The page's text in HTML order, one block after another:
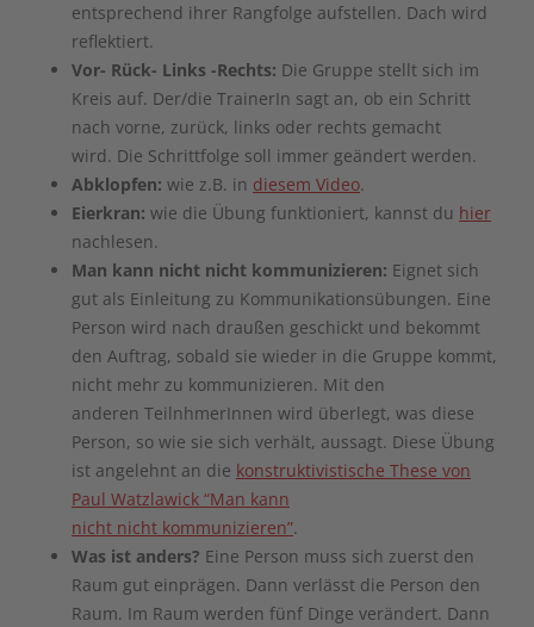
entsprechend ihrer Rangfolge aufstellen. Dach wird
reflektiert.
Vor- Rück- Links -Rechts: Die Gruppe stellt sich im
Kreis auf. Der/die TrainerIn sagt an, ob ein Schritt
nach vorne, zurück, links oder rechts gemacht
wird. Die Schrittfolge soll immer geändert werden.
Abklopfen: wie z.B. in diesem Video.
Eierkran: wie die Übung funktioniert, kannst du hier
nachlesen.
Man kann nicht nicht kommunizieren: Eignet sich
gut als Einleitung zu Kommunikationsübungen. Eine
Person wird nach draußen geschickt und bekommt
den Auftrag, sobald sie wieder in die Gruppe kommt,
nicht mehr zu kommunizieren. Mit den
anderen TeilnhmerInnen wird überlegt, was diese
Person, so wie sie sich verhält, aussagt. Diese Übung
ist angelehnt an die konstruktivistische These von
Paul Watzlawick “Man kann
nicht nicht kommunizieren”.
Was ist anders? Eine Person muss sich zuerst den
Raum gut einprägen. Dann verlässt die Person den
Raum. Im Raum werden fünf Dinge verändert. Dann